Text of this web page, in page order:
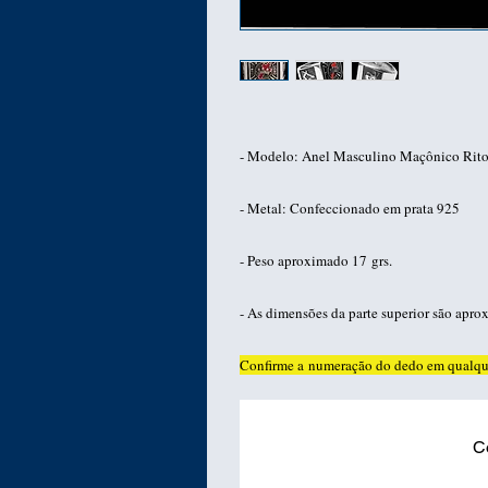
- Modelo: Anel Masculino Maçônico
- Metal: Confeccionado em prata 925
- Peso aproximado 17 grs.
- As dimensões da parte superior são
Confirme a numeração do dedo em